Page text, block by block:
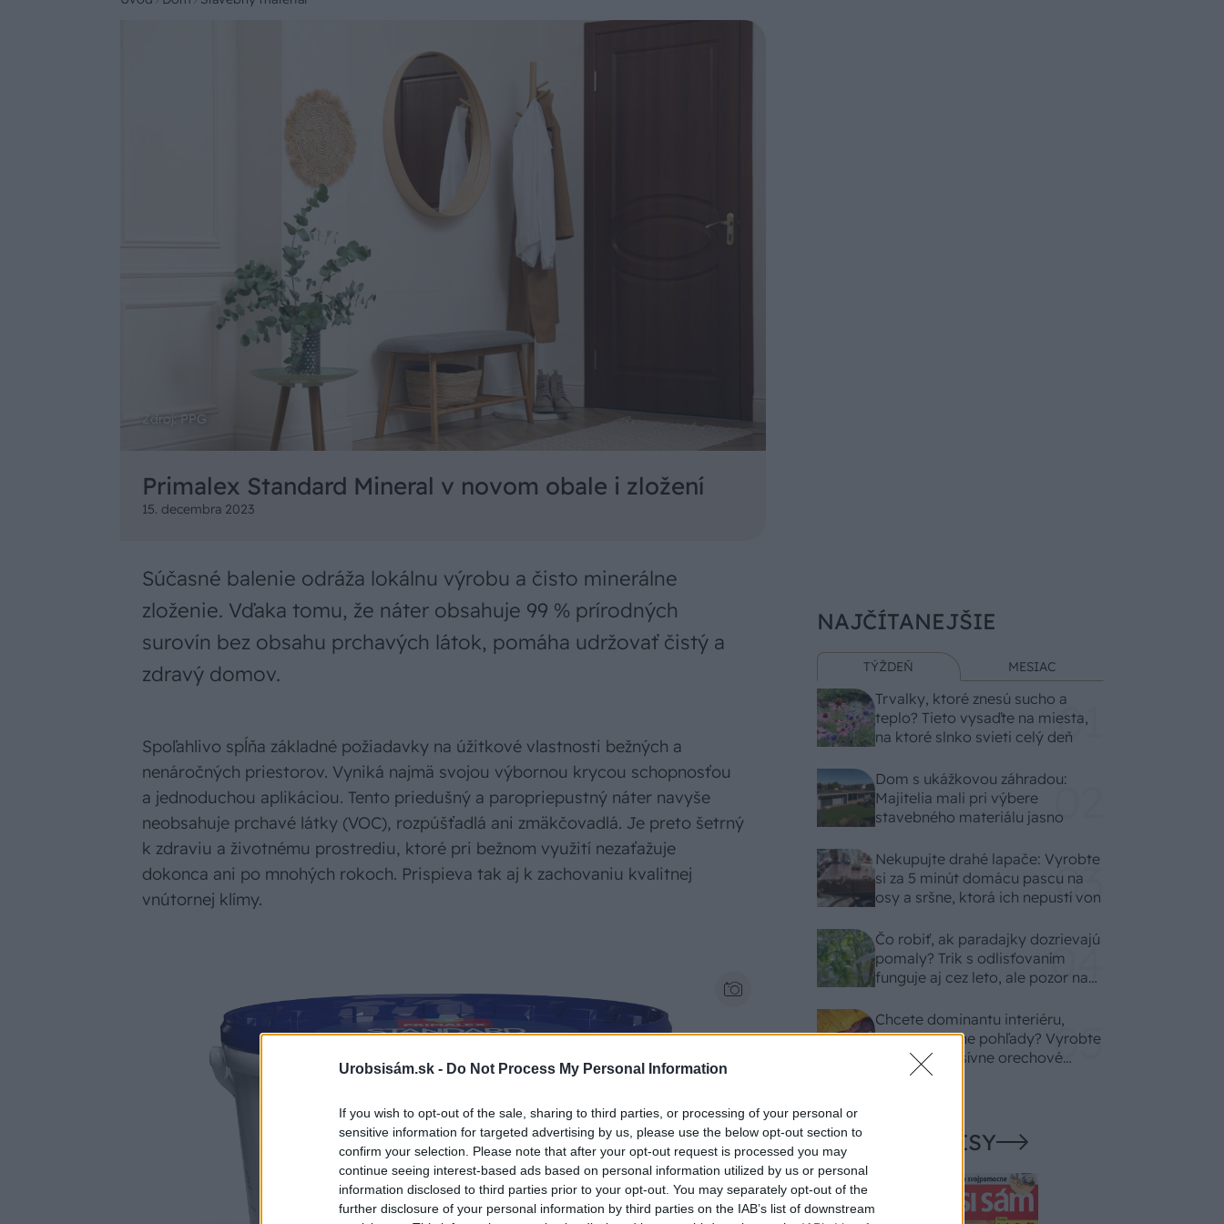
Urobsisám.sk - Do Not Process My Personal Information
If you wish to opt-out of the sale, sharing to third parties, or processing of your personal or
sensitive information for targeted advertising by us, please use the below opt-out section to
confirm your selection. Please note that after your opt-out request is processed you may
continue seeing interest-based ads based on personal information utilized by us or personal
information disclosed to third parties prior to your opt-out. You may separately opt-out of the
further disclosure of your personal information by third parties on the IAB’s list of downstream
Zdroj: PPG
Primalex Standard Mineral v novom obale i zložení
15. decembra 2023
Súčasné balenie odráža lokálnu výrobu a čisto minerálne
zloženie. Vďaka tomu, že náter obsahuje 99 % prírodných
surovín bez obsahu prchavých látok, pomáha udržovať čistý a
zdravý domov.
Spoľahlivo spĺňa základné požiadavky na úžitkové vlastnosti bežných a
nenáročných priestorov. Vyniká najmä svojou výbornou krycou schopnosťou
a jednoduchou aplikáciou. Tento priedušný a paropriepustný náter navyše
neobsahuje prchavé látky (VOC), rozpúšťadlá ani zmäkčovadlá. Je preto šetrný
k zdraviu a životnému prostrediu, ktoré pri bežnom využití nezaťažuje
dokonca ani po mnohých rokoch. Prispieva tak aj k zachovaniu kvalitnej
vnútornej klímy.
NAJČÍTANEJŠIE
TÝŽDEŇ MESIAC
Trvalky, ktoré znesú sucho a
teplo? Tieto vysaďte na miesta,
na ktoré slnko svieti celý deň
Dom s ukážkovou záhradou:
Majitelia mali pri výbere
stavebného materiálu jasno
Nekupujte drahé lapače: Vyrobte
si za 5 minút domácu pascu na
osy a sršne, ktorá ich nepustí von
Čo robiť, ak paradajky dozrievajú
pomaly? Trik s odlisťovaním
funguje aj cez leto, ale pozor na
Chcete dominantu interiéru,
ktorá pritiahne pohľady? Vyrobte
si takéto masívne orechové
svietidlo
NAŠE ČASOPISY